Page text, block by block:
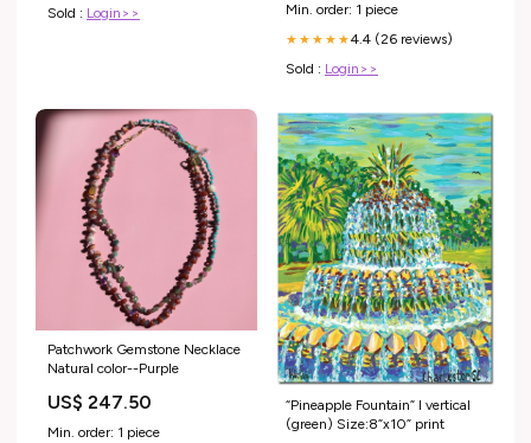
Sold : Login>> Min. order: 1 piece
★★★★★4.4 (26 reviews)
Sold : Login>>
Patchwork Gemstone Necklace
Natural color--Purple
US$ 247.50
Min. order: 1 piece
“Pineapple Fountain” I vertical
(green) Size:8”x10” print